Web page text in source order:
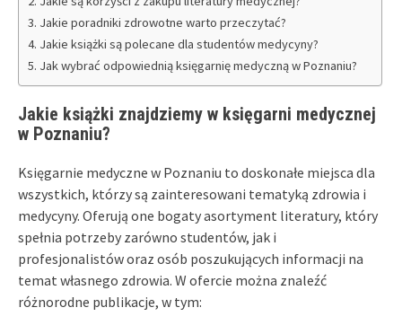
Jakie poradniki zdrowotne warto przeczytać?
Jakie książki są polecane dla studentów medycyny?
Jak wybrać odpowiednią księgarnię medyczną w Poznaniu?
Jakie książki znajdziemy w księgarni medycznej
w Poznaniu?
Księgarnie medyczne w Poznaniu to doskonałe miejsca dla
wszystkich, którzy są zainteresowani tematyką zdrowia i
medycyny. Oferują one bogaty asortyment literatury, który
spełnia potrzeby zarówno studentów, jak i
profesjonalistów oraz osób poszukujących informacji na
temat własnego zdrowia. W ofercie można znaleźć
różnorodne publikacje, w tym: